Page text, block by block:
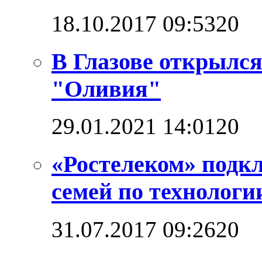
18.10.2017 09:5320
В Глазове
"Оливия"
29.01.2021 14:0120
«Ростелеком»
семей по
31.07.2017 09:2620